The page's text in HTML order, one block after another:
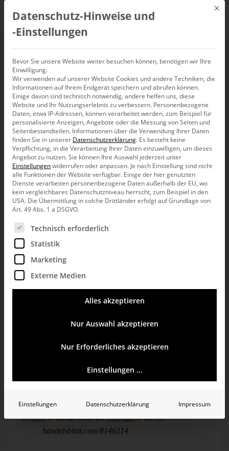
Spaßleins 2.0
Symbole meiden
Ich hatte das Handelsblatt geschimpft. Vor 2 Jahren. Weil es
Spaßleinsmalt. Das ist Gekritzel, das aussehen will wie
Sparklines. Schau mal.
handelsblatt.com/8146214
Mit
Datenschutz-Hinweise und
‑Einstellungen
Bevor Sie unsere Website weiter besuchen können, benötigen wir Ihre
Einwilligung.
Wir verwenden auf unserer Website Cookies und andere Techniken, die
Informationen auf Ihrem Endgerät speichern und abrufen können.
Einige davon sind technisch notwendig, andere helfen uns, diese
Website und Ihr Nutzungserlebnis zu verbessern. Personenbezogene
Daten, etwa IP-Adressen, können verarbeitet werden, zum Beispiel für
personalisierte Anzeigen, Angebote oder die Messung von Seiten und
Seitenbestandteilen. Informationen über die Verwendung Ihrer Daten
finden Sie in unserer Datenschutzerklärung. Es besteht keine
Verpflichtung, in die Verarbeitung Ihrer Daten einzuwilligen, um dieses
Angebot zu nutzen.Sie können Ihre Auswahl jederzeit unter
Einstellungenwiderrufen oder anpassen. Je nach Einstellung sind nicht
alle Funktionen der Website verfügbar. Einige der hier genutzten
Dienste verarbeiten personenbezogene Daten außerhalb der EU, wo
kein vergleichbares Datenschutzniveau herrscht, zum Beispiel in den
USA. Die Übermittlung in solche Drittländer erfolgt auf Grundlage von
Art. 49 Abs. 1 a DSGVO.
Es folgt eine Liste der Service-Gruppen, für die eine
Technisch erforderlich
Statistik
Marketing
Externe Medien
Alles akzeptieren
Nur Auswahl akzeptieren
Nur Erforderliches akzeptieren
Einstellungen …
Einstellungen Datenschutzerklärung Impressum